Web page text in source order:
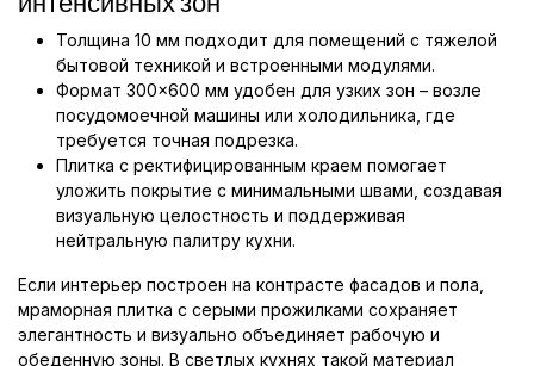
Толщина 10 мм подходит для помещений с тяжелой
бытовой техникой и встроенными модулями.
Формат 300×600 мм удобен для узких зон – возле
посудомоечной машины или холодильника, где
требуется точная подрезка.
Плитка с ректифицированным краем помогает
уложить покрытие с минимальными швами, создавая
визуальную целостность и поддерживая
нейтральную палитру кухни.
Если интерьер построен на контрасте фасадов и пола,
мраморная плитка с серыми прожилками сохраняет
элегантность и визуально объединяет рабочую и
обеденную зоны. В светлых кухнях такой материал